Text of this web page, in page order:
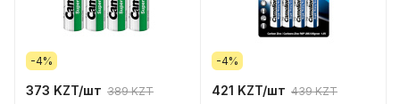
-4%
373 KZT/шт 389 KZT
-4%
421 KZT/шт 439 KZT